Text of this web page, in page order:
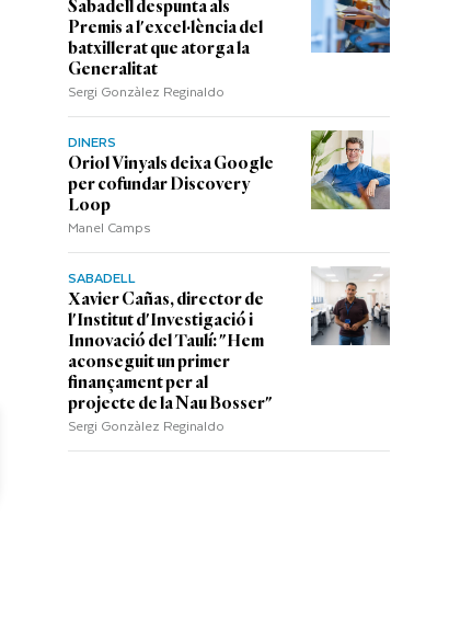
Sabadell despunta als
Premis a l'excel·lència del
batxillerat que atorga la
Generalitat
Sergi Gonzàlez Reginaldo
DINERS
Oriol Vinyals deixa Google
per cofundar Discovery
Loop
Manel Camps
SABADELL
Xavier Cañas, director de
l'Institut d'Investigació i
Innovació del Taulí: "Hem
aconseguit un primer
finançament per al
projecte de la Nau Bosser"
Sergi Gonzàlez Reginaldo